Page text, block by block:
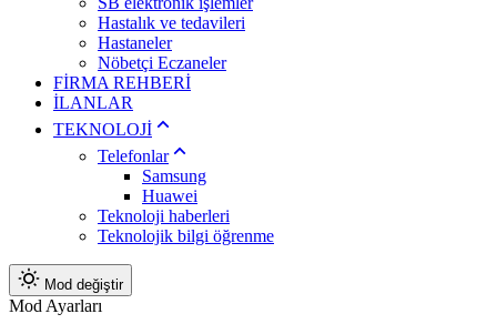
Hastalık ve tedavileri
Hastaneler
Nöbetçi Eczaneler
FİRMA REHBERİ
İLANLAR
TEKNOLOJİ
Telefonlar
Samsung
Huawei
Teknoloji haberleri
Teknolojik bilgi öğrenme
Mod değiştir
Mod Ayarları